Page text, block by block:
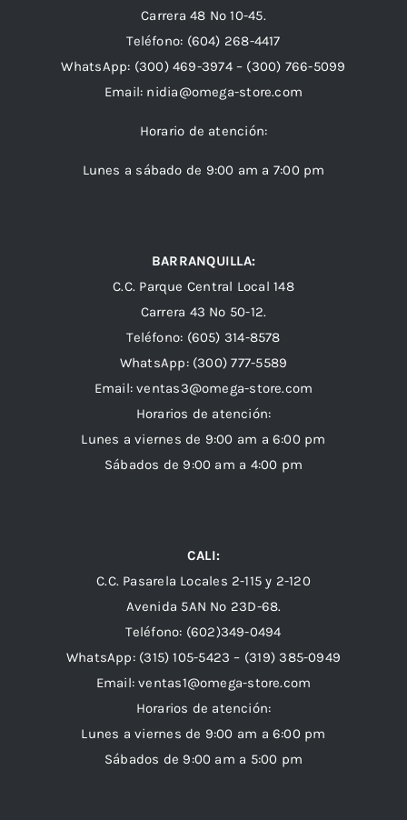
Carrera 48 Nº 10-45.
Teléfono: (604) 268-4417
WhatsApp: (300) 469-3974 – (300) 766-5099
Email: nidia@omega-store.com
Horario de atención:
Lunes a sábado de 9:00 am a 7:00 pm
BARRANQUILLA:
C.C. Parque Central Local 148
Carrera 43 Nº 50-12.
Teléfono: (605) 314-8578
WhatsApp: (300) 777-5589
Email: ventas3@omega-store.com
Horarios de atención:
Lunes a viernes de 9:00 am a 6:00 pm
Sábados de 9:00 am a 4:00 pm
CALI:
C.C. Pasarela Locales 2-115 y 2-120
Avenida 5AN Nº 23D-68.
Teléfono: (602)349-0494
WhatsApp: (315) 105-5423 – (319) 385-0949
Email:ventas1@omega-store.com
Horarios de atención:
Lunes a viernes de 9:00 am a 6:00 pm
Sábados de 9:00 am a 5:00 pm